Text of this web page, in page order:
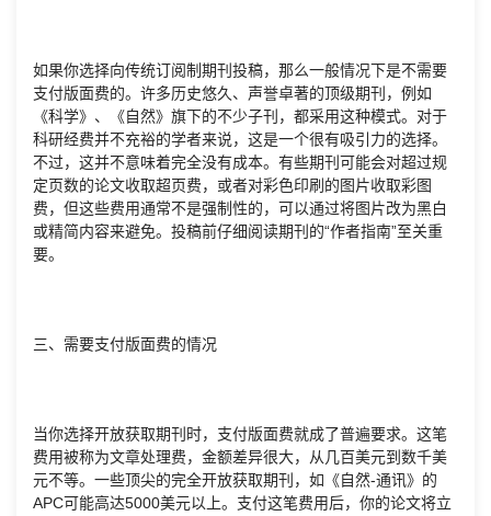
如果你选择向传统订阅制期刊投稿，那么一般情况下是不需要
支付版面费的。许多历史悠久、声誉卓著的顶级期刊，例如
《科学》、《自然》旗下的不少子刊，都采用这种模式。对于
科研经费并不充裕的学者来说，这是一个很有吸引力的选择。
不过，这并不意味着完全没有成本。有些期刊可能会对超过规
定页数的论文收取超页费，或者对彩色印刷的图片收取彩图
费，但这些费用通常不是强制性的，可以通过将图片改为黑白
或精简内容来避免。投稿前仔细阅读期刊的“作者指南”至关重
要。
三、需要支付版面费的情况
当你选择开放获取期刊时，支付版面费就成了普遍要求。这笔
费用被称为文章处理费，金额差异很大，从几百美元到数千美
元不等。一些顶尖的完全开放获取期刊，如《自然-通讯》的
APC可能高达5000美元以上。支付这笔费用后，你的论文将立